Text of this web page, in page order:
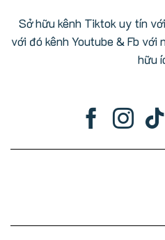
Sở hữu kênh Tiktok uy tín
với đó kênh Youtube & Fb với
hữu